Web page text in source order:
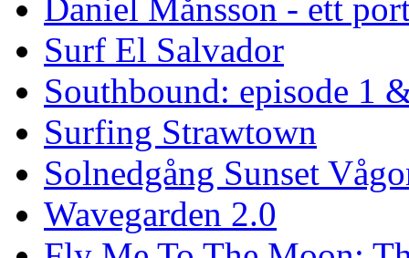
Daniel Månsson - ett
Surf El Salvador
Southbound: episode 1
Surfing Strawtown
Solnedgång Sunset
Wavegarden 2.0